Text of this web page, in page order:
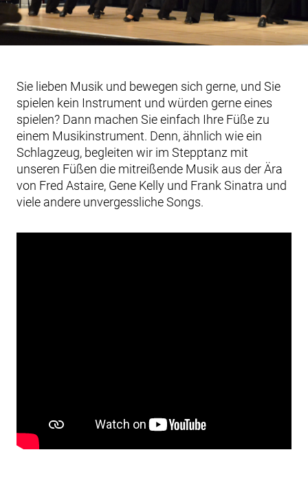
Sie lieben Musik und bewegen sich gerne, und Sie
spielen kein Instrument und würden gerne eines
spielen? Dann machen Sie einfach Ihre Füße zu
einem Musikinstrument. Denn, ähnlich wie ein
Schlagzeug, begleiten wir im Stepptanz mit
unseren Füßen die mitreißende Musik aus der Ära
von Fred Astaire, Gene Kelly und Frank Sinatra und
viele andere unvergessliche Songs.